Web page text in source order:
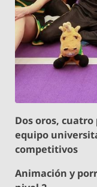
Dos oros,
equipo
competitivos
Animación y